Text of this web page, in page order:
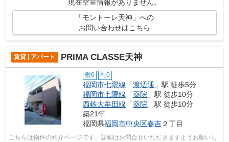
現在空室情報がありません。
「モントーレ天神」への
お問い合わせはこちら
賃貸 | アパート PRIMA CLASSE天神
敷0 礼0
福岡市七隈線 「渡辺通 」駅 徒歩5分
福岡市七隈線 「薬院 」駅 徒歩10分
西鉄大牟田線 「薬院 」駅 徒歩10分
築21年
福岡県福岡市中央区春吉２丁目
こちらは物件の紹介ページです、詳細はお問合せいただきますようお願いし